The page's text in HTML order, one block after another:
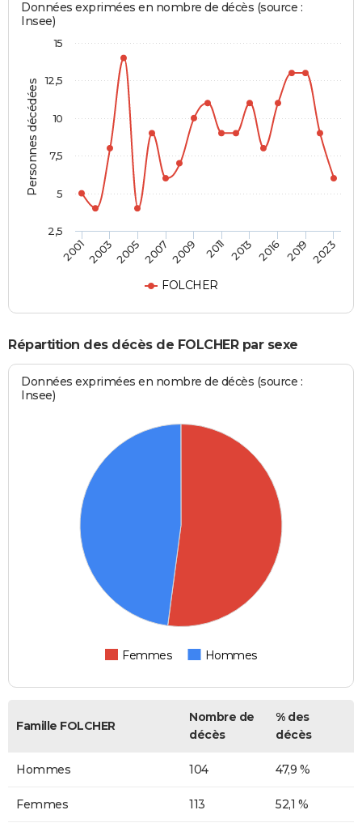
Personnes décédées
Données exprimées en nombre de décès (source :
Insee)
FOLCHER
20012003200520072009 2011 2013 2016 2019 2023
2,5
5
7,5
10
12,5
15
Répartition des décès de FOLCHER par sexe
Données exprimées en nombre de décès (source :
Insee)
Femmes Hommes
Famille FOLCHER
Nombre de
décès
% des
décès
Hommes 104 47,9 %
Femmes 113 52,1 %